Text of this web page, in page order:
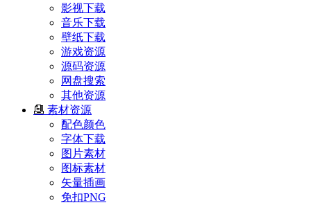
影视下载
音乐下载
壁纸下载
游戏资源
源码资源
网盘搜索
其他资源
素材资源
配色颜色
字体下载
图片素材
图标素材
矢量插画
免扣PNG